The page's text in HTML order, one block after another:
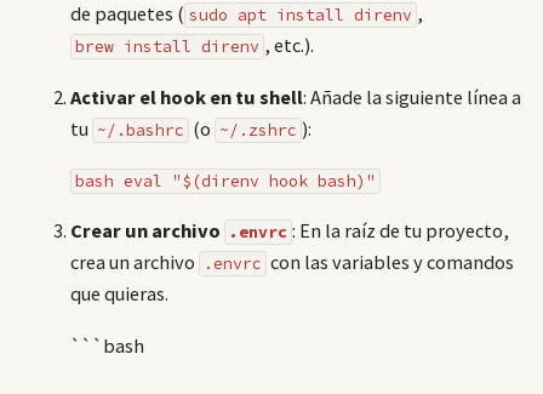
de paquetes ( sudo apt install direnv ,
brew install direnv , etc.).
Activar el hook en tu shell: Añade la siguiente línea a
tu ~/.bashrc (o ~/.zshrc ):
bash eval "$(direnv hook bash)"
Crear un archivo .envrc : En la raíz de tu proyecto,
crea un archivo
.envrc con las variables y comandos
que quieras.
```bash